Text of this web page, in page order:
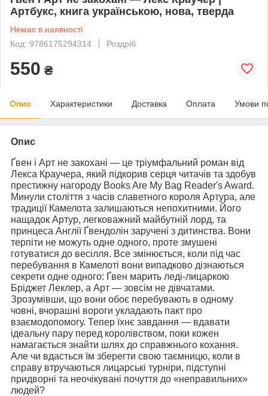
Артбукс, книга українською, нова, тверда
Немає в наявності
Код: 9786175294314
Роздріб
550 ₴
Опис Характеристики Доставка Оплата Умови
Опис
Ґвен і Арт не закохані — це тріумфальний роман від
Лекса Краучера, який підкорив серця читачів та здобув
престижну нагороду Books Are My Bag Reader's Award.
Минули століття з часів славетного короля Артура, але
традиції Камелота залишаються непохитними. Його
нащадок Артур, легковажний майбутній лорд, та
принцеса Англії Ґвендолін заручені з дитинства. Вони
терпіти не можуть одне одного, проте змушені
готуватися до весілля. Все змінюється, коли під час
перебування в Камелоті вони випадково дізнаються
секрети одне одного: Ґвен марить леді-лицаркою
Бріджет Леклер, а Арт — зовсім не дівчатами.
Зрозумівши, що вони обоє перебувають в одному
човні, вчорашні вороги укладають пакт про
взаємодопомогу. Тепер їхнє завдання — вдавати
ідеальну пару перед королівством, поки кожен
намагається знайти шлях до справжнього кохання.
Але чи вдасться їм зберегти свою таємницю, коли в
справу втручаються лицарські турніри, підступні
придворні та неочікувані почуття до «неправильних»
людей?